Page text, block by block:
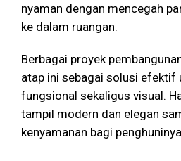
nyaman dengan mencegah
ke dalam ruangan.
Berbagai proyek
atap ini sebagai solusi efektif
fungsional sekaligus visual.
tampil modern dan elegan
kenyamanan bagi